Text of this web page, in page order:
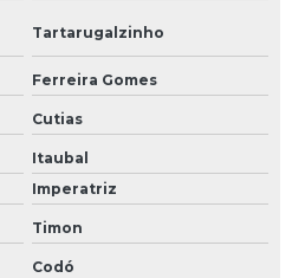
Tartarugalzinho
Ferreira Gomes
Cutias
Itaubal
Imperatriz
Timon
Codó